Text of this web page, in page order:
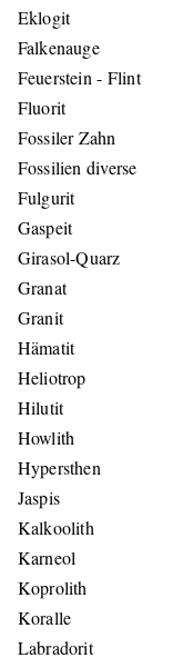
Eklogit
Falkenauge
Feuerstein - Flint
Fluorit
Fossiler Zahn
Fossilien diverse
Fulgurit
Gaspeit
Girasol-Quarz
Granat
Granit
Hämatit
Heliotrop
Hilutit
Howlith
Hypersthen
Jaspis
Kalkoolith
Karneol
Koprolith
Koralle
Labradorit